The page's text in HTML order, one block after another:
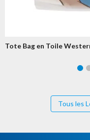
Tote Bag en Toile
Tous les